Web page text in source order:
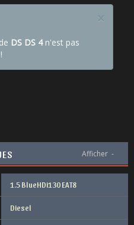
×
DS DS 4n'est pas
Afficher -
1.5 BlueHDi130 EAT8
Diesel